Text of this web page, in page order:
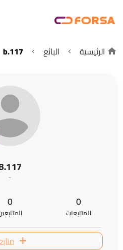
الرئيسية البائع b.117
-
0
المتابعات
0